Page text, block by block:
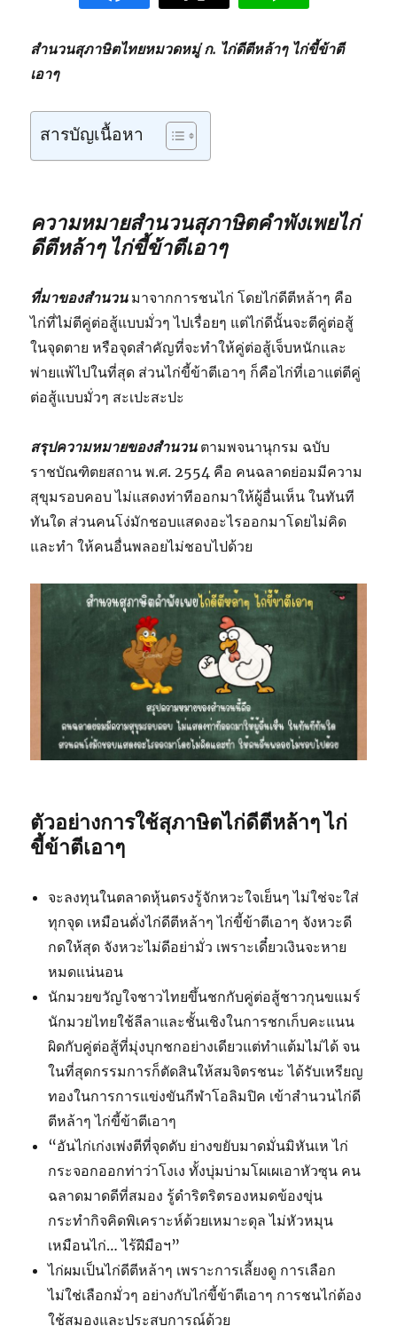
สำนวนสุภาษิตไทยหมวดหมู่ ก. ไก่ดีตีหล้าๆ ไก่ขี้ข้าตี
เอาๆ
สารบัญเนื้อหา
ความหมายสำนวนสุภาษิตคำพังเพยไก่
ดีตีหล้าๆ ไก่ขี้ข้าตีเอาๆ
ที่มาของสำนวนมาจากการชนไก่ โดยไก่ดีตีหล้าๆ คือ
ไก่ที่ไม่ตีคู่ต่อสู้แบบมั่วๆ ไปเรื่อยๆ แต่ไก่ดีนั้นจะตีคู่ต่อสู้
ในจุดตาย หรือจุดสำคัญที่จะทำให้คู่ต่อสู้เจ็บหนักและ
พ่ายแพ้ไปในที่สุด ส่วนไก่ขี้ข้าตีเอาๆ ก็คือไก่ที่เอาแต่ตีคู่
ต่อสู้แบบมั่วๆ สะเปะสะปะ
สรุปความหมายของสำนวนตามพจนานุกรม ฉบับ
ราชบัณฑิตยสถาน พ.ศ. 2554 คือ คนฉลาดย่อมมีความ
สุขุมรอบคอบ ไม่แสดงท่าทีออกมาให้ผู้อื่นเห็น ในทันที
ทันใด ส่วนคนโง่มักชอบแสดงอะไรออกมาโดยไม่คิด
และทํา ให้คนอื่นพลอยไม่ชอบไปด้วย
ตัวอย่างการใช้สุภาษิตไก่ดีตีหล้าๆ ไก่
ขี้ข้าตีเอาๆ
จะลงทุนในตลาดหุ้นตรงรู้จักหวะใจเย็นๆ ไม่ใช่จะใส่
ทุกจุด เหมือนดั่งไก่ดีตีหล้าๆ ไก่ขี้ข้าตีเอาๆ จังหวะดี
กดให้สุด จังหวะไม่ดีอย่ามั่ว เพราะเดี๋ยวเงินจะหาย
หมดแน่นอน
นักมวยขวัญใจชาวไทยขึ้นชกกับคู่ต่อสู้ชาวกุนขแมร์
นักมวยไทยใช้ลีลาและชั้นเชิงในการชกเก็บคะแนน
ผิดกับคู่ต่อสู้ที่มุ่งบุกชกอย่างเดียวแต่ทำแต้มไม่ได้ จน
ในที่สุดกรรมการก็ตัดสินให้สมจิตรชนะ ได้รับเหรียญ
ทองในการการแข่งขันกีฬาโอลิมปิค เข้าสำนวนไก่ดี
ตีหล้าๆ ไก่ขี้ข้าตีเอาๆ
“อันไก่เก่งเพ่งตีที่จุดดับ ย่างขยับมาดมั่นมิหันเห ไก่
กระจอกออกท่าว่าโงเง ทั้งบุ่มบ่ามโผเผเอาหัวซุน คน
ฉลาดมาดดีที่สมอง รู้ดำริตริตรองหมดข้องขุ่น
กระทำกิจคิดพิเคราะห์ด้วยเหมาะดุล ไม่หัวหมุน
เหมือนไก่… ไร้ฝีมือฯ”
ไก่ผมเป็นไก่ดีตีหล้าๆ เพราะการเลี้ยงดู การเลือก
ไม่ใช่เลือกมั่วๆ อย่างกับไก่ขี้ข้าตีเอาๆ การชนไก่ต้อง
ใช้สมองและประสบการณ์ด้วย